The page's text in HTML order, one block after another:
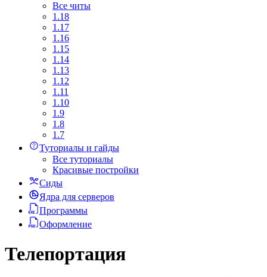
Все читы
1.18
1.17
1.16
1.15
1.14
1.13
1.12
1.11
1.10
1.9
1.8
1.7
Туториалы и гайды
Все туториалы
Красивые постройки
Сиды
Ядра для серверов
Программы
Оформление
Телепортация